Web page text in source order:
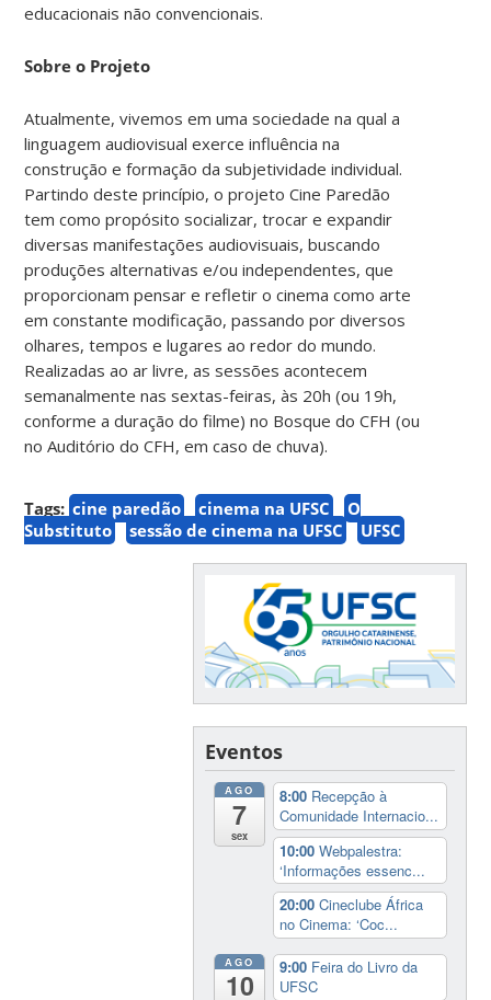
educacionais não convencionais.
Sobre o Projeto
Atualmente, vivemos em uma sociedade na qual a
linguagem audiovisual exerce influência na
construção e formação da subjetividade individual.
Partindo deste princípio, o projeto Cine Paredão
tem como propósito socializar, trocar e expandir
diversas manifestações audiovisuais, buscando
produções alternativas e/ou independentes, que
proporcionam pensar e refletir o cinema como arte
em constante modificação, passando por diversos
olhares, tempos e lugares ao redor do mundo.
Realizadas ao ar livre, as sessões acontecem
semanalmente nas sextas-feiras, às 20h (ou 19h,
conforme a duração do filme) no Bosque do CFH (ou
no Auditório do CFH, em caso de chuva).
Tags: cine paredão cinema na UFSC
O
Substituto
sessão de cinema na UFSC UFSC
Eventos
AGO
7
sex
8:00 Recepção à
Comunidade Internacio...
10:00Webpalestra:
‘Informações essenc...
20:00Cineclube África
no Cinema: ‘Coc...
AGO
10
9:00 Feira do Livro da
UFSC